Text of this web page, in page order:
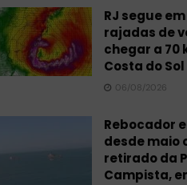
RJ segue
rajadas de
chegar a 70
Costa do Sol
06/08/2026
Rebocador
desde maio
retirado da
Campista,